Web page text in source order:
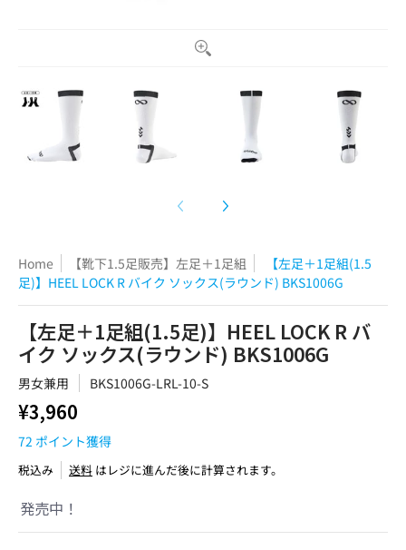
Home 【靴下1.5足販売】左足＋1足組
【左足＋1足組(1.5
足)】HEEL LOCK R バイク ソックス(ラウンド) BKS1006G
【左足＋1足組(1.5足)】HEEL LOCK R バ
イク ソックス(ラウンド) BKS1006G
男女兼用 BKS1006G-LRL-10-S
¥3,960
72 ポイント獲得
税込み 送料 はレジに進んだ後に計算されます。
発売中！